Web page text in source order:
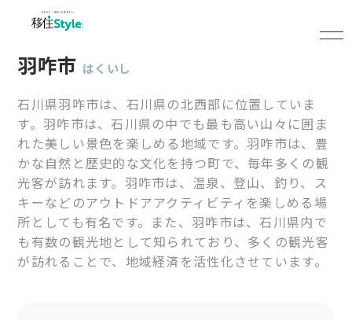
羽咋市 はくいし
石川県羽咋市は、石川県の北西部に位置していま
す。羽咋市は、石川県の中でも最も高い山々に囲ま
れた美しい景色を楽しめる地域です。羽咋市は、豊
かな自然と歴史的な文化を持つ町で、毎年多くの観
光客が訪れます。羽咋市は、温泉、登山、釣り、ス
キーなどのアウトドアアクティビティを楽しめる場
所としても有名です。また、羽咋市は、石川県内で
も有数の観光地として知られており、多くの観光客
が訪れることで、地域経済を活性化させています。